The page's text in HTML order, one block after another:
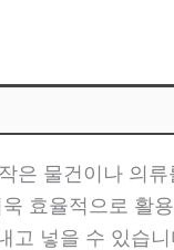
은 물건이나 의
효율적으로 활
넣을 수 있습